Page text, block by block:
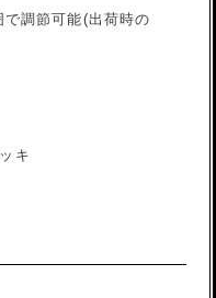
調節可能(出荷時の
キ